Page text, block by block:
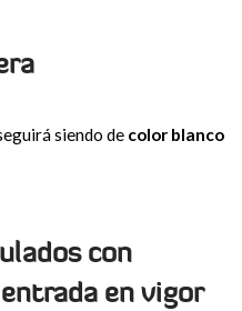
siendo de color blanco
con
en vigor